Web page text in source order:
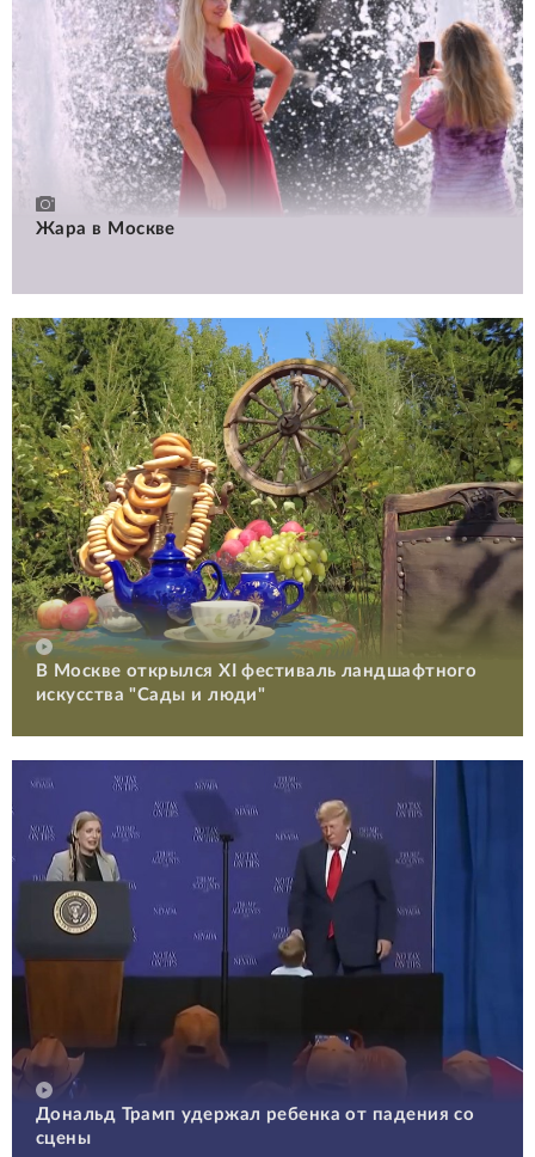
Жара в Москве
В Москве открылся XI фестиваль ландшафтного
искусства "Сады и люди"
Дональд Трамп удержал ребенка от падения со
сцены